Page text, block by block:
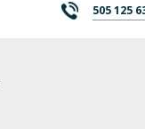
505 125